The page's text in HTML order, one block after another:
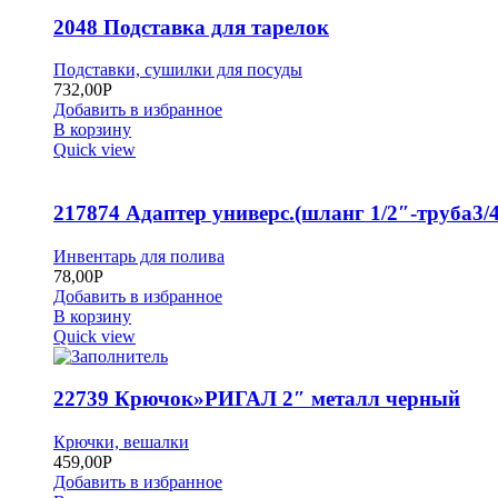
2048 Подставка для тарелок
Подставки, сушилки для посуды
732,00Р
Добавить в избранное
В корзину
Quick view
217874 Адаптер универс.(шланг 1/2″-труба3/
Инвентарь для полива
78,00Р
Добавить в избранное
В корзину
Quick view
22739 Крючок»РИГАЛ 2″ металл черный
Крючки, вешалки
459,00Р
Добавить в избранное